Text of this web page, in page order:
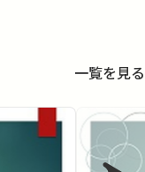
一覧を見る